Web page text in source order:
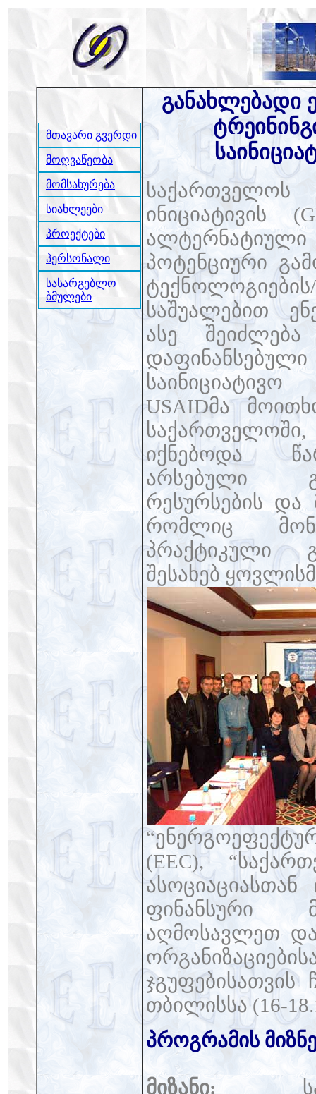
მთავარი გვერდი
მოღვაწეობა
მომსახურება
სიახლეები
პროექტები
პერსონალი
სასარგებლო
ბმულები
განახლებადი
საქართველოს
ინიციატივის
პოტენციური
საშუალებით
ასე
USAIDმა
იქნებოდა
არსებული
რესურსების და
რომლიც
პრაქტიკული
შესახებ
(EEC),
ფინანსური
აღმოსავლეთ
თბილისსა (16-
პროგრამის
მიზანი: